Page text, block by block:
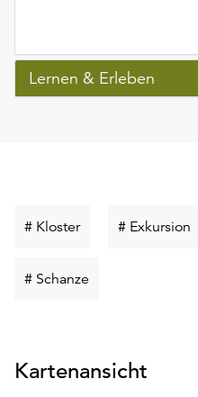
Lernen & Erleben
# KlosterSchlüsselwort
# Exkursion
# Schanze
Kartenansicht